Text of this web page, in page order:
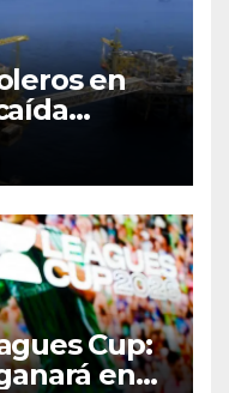
en
Cup:
en